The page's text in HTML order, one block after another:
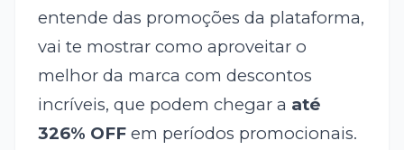
entende das promoções da plataforma,
vai te mostrar como aproveitar o
melhor da marca com descontos
incríveis, que podem chegar a até
326% OFFem períodos promocionais.